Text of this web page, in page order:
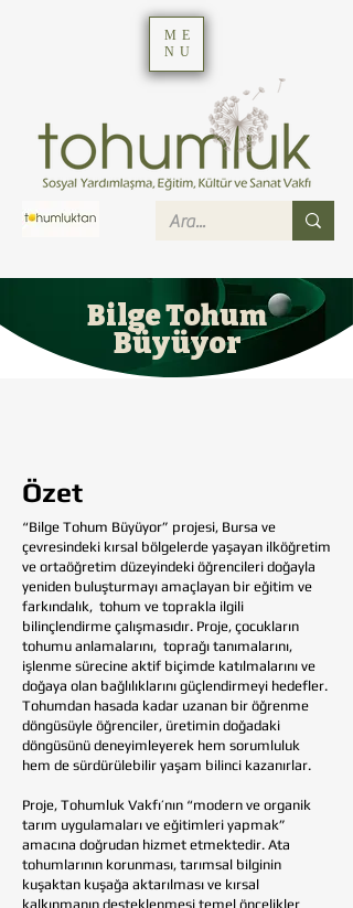
ME
NU
Bilge Tohum
Büyüyor
Özet
“Bilge Tohum Büyüyor” projesi, Bursa ve
çevresindeki kırsal bölgelerde yaşayan ilköğretim
ve ortaöğretim düzeyindeki öğrencileri doğayla
yeniden buluşturmayı amaçlayan bir eğitim ve
farkındalık, tohum ve toprakla ilgili
bilinçlendirme çalışmasıdır. Proje, çocukların
tohumu anlamalarını, toprağı tanımalarını,
işlenme sürecine aktif biçimde katılmalarını ve
doğaya olan bağlılıklarını güçlendirmeyi hedefler.
Tohumdan hasada kadar uzanan bir öğrenme
döngüsüyle öğrenciler, üretimin doğadaki
döngüsünü deneyimleyerek hem sorumluluk
hem de sürdürülebilir yaşam bilinci kazanırlar.
Proje, Tohumluk Vakfı’nın “modern ve organik
tarım uygulamaları ve eğitimleri yapmak”
amacına doğrudan hizmet etmektedir. Ata
tohumlarının korunması, tarımsal bilginin
kuşaktan kuşağa aktarılması ve kırsal
kalkınmanın desteklenmesi temel öncelikler